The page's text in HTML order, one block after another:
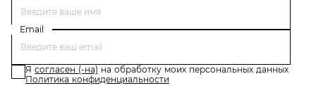
Email
Я согласен (-на) на обработку моих персональных данных
Политика конфиденциальности